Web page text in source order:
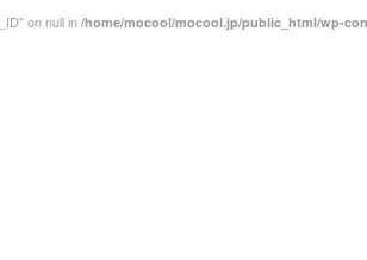
on null in /home/mocool/mocool.jp/public_html/wp-